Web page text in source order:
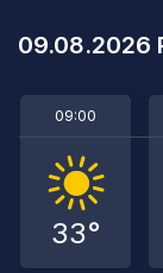
09.08.2026
09:00
33°